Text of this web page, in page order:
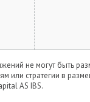
не могут быть
или стратегии в
AS IBS.